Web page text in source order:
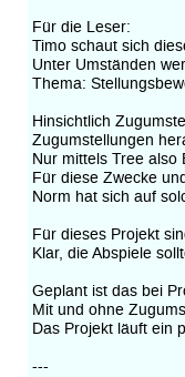
Für die Leser:
Timo schaut sich
Unter Umständen
Thema:
Hinsichtlich
Zugumstellungen
Nur mittels Tree also
Für diese Zwecke
Norm hat sich auf
Für dieses Projekt
Klar, die Abspiele
Geplant ist das bei
Mit und ohne
Das Projekt läuft ein
---